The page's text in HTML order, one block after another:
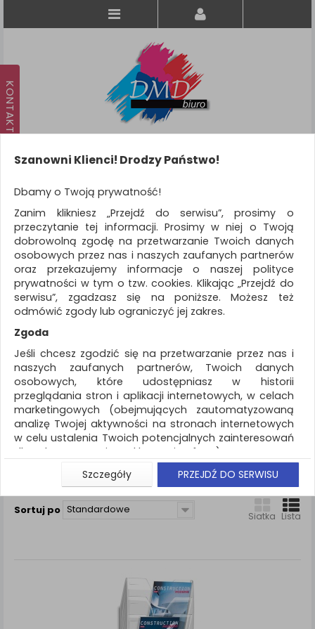
KATEGORIE
WSZYSTKIE KATEGORIE
FILTRY
Więcej
REKLAMA
AKTUALNOŚCI
Drobne akcesoria biurowe Półka
ZNALEZIONYCH PRODUKTÓW: 5
PÓŁKA
Porównaj (0
Sortuj po Standardowe
Siatka Lista
Szanowni Klienci! Drodzy Państwo!
Dbamy o Twoją prywatność!
Zanim klikniesz „Przejdź do serwisu”, prosimy o
przeczytanie tej informacji. Prosimy w niej o Twoją
dobrowolną zgodę na przetwarzanie Twoich danych
osobowych przez nas i naszych zaufanych partnerów
oraz przekazujemy informacje o naszej polityce
prywatności w tym o tzw. cookies. Klikając „Przejdź do
serwisu”, zgadzasz się na poniższe. Możesz też
odmówić zgody lub ograniczyć jej zakres.
Zgoda
Jeśli chcesz zgodzić się na przetwarzanie przez nas i
naszych zaufanych partnerów, Twoich danych
osobowych, które udostępniasz w historii
przeglądania stron i aplikacji internetowych, w celach
marketingowych (obejmujących zautomatyzowaną
analizę Twojej aktywności na stronach internetowych
w celu ustalenia Twoich potencjalnych zainteresowań
dla dostosowania reklamy i oferty), w tym na
umieszczanie tzw. cookies na Twoich urządzeniach i
ich odczytywanie, kliknij przycisk „Przejdź do serwisu”.
Jeśli nie chcesz wyrazić zgody lub ograniczyć jej
zakres, kliknij „Szczegóły”, gdzie znajdziesz wszelkie
W przypadku użytkowników zalogowanych, aby
umożliwić prawidłową realizację Umowy z Państwem i
związane z tym prawidłowe działanie naszej strony
www, a w szczególności np. wysłanie potwierdzenia
Szczegóły PRZEJDŹ DO SERWISU